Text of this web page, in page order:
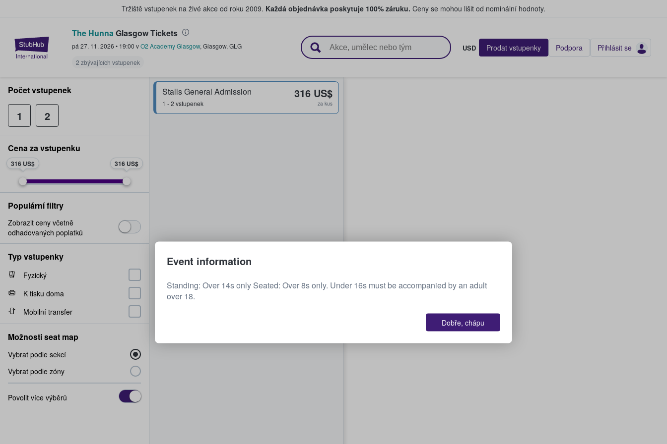
Tržiště vstupenek na živé akce od roku 2009. Každá objednávka poskytuje 100% záruku. Ceny se mohou lišit od nominální hodnoty.
StubHub – Místo, kde fanoušci kupují a prodávají vstupenky
The HunnaGlasgow Tickets
pá 27. 11. 2026 • 19:00 vO2 Academy Glasgow, Glasgow, GLG
2 zbývajících vstupenek
USD Prodat vstupenky Podpora Přihlásit se
Stalls General Admission
1 - 2 vstupenek
316 US$
za kus
Počet vstupenek
1 2
Cena za vstupenku
316 US$ 316 US$
Populární filtry
Zobrazit ceny včetně
odhadovaných poplatků
Typ vstupenky
Fyzický
K tisku doma
Mobilní transfer
Možnosti seat map
Vybrat podle sekcí
Vybrat podle zóny
Povolit více výběrů
Event information
Standing: Over 14s only Seated: Over 8s only. Under 16s must be accompanied by an adult
over 18.
Dobře, chápu